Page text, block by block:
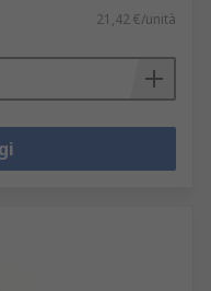
21,42 €/unità